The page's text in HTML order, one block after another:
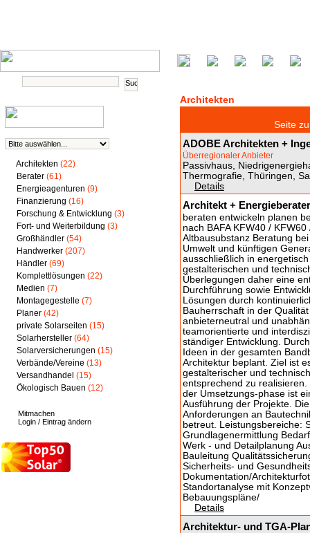
Architekten (22)
Berater (61)
Energieagenturen (9)
Finanzierung (16)
Forschung & Entwicklung (3)
Fort- und Weiterbildung (3)
Großhändler (54)
Handwerker (207)
Händler (69)
Komplettlösungen (22)
Medien (7)
Montagegestelle (7)
Planer (42)
private Solarseiten (15)
Solarhersteller (64)
Solarversicherungen (15)
Verbände/Vereine (13)
Versandhandel (15)
Ökologisch Bauen (12)
Mitmachen
Login / Eintrag ändern
Architekten
Seite
ADOBE Architekten +
Überregionaler Anbieter
Passivhaus,
Thermografie, Thüringen,
Details
Architekt + Energieberater
beraten entwickeln planen
nach BAFA KFW40 /
Altbausubstanz Beratung
Umwelt und künftigen
ausschließlich in
gestalterischen und
Überlegungen daher eine
Durchführung sowie
Lösungen durch
Bauherrschaft in der
anbieterneutral und
teamorientierte und
ständiger Entwicklung.
Ideen in der gesamten
Architektur beplant. Ziel ist
gestalterischer und
entsprechend zu
der Umsetzungs-phase ist
Ausführung der Projekte.
Anforderungen an
betreut. Leistungsbereiche:
Grundlagenermittlung
Werk - und Detailplanung
Bauleitung
Sicherheits- und
Dokumentation/
Standortanalyse mit
Bebauungspläne/
Details
Architektur- und TGA-